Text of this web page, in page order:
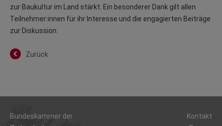
zur Baukultur im Land stärkt. Ein besonderer Dank gilt allen
Teilnehmer:innen für ihr Interesse und die engagierten Beiträge
zur Diskussion.
Zurück
Bundeskammer der
Kontakt